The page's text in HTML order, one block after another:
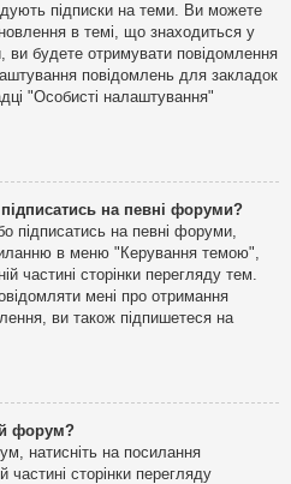
підписки на теми. Ви можете
в темі, що знаходиться у
ви будете отримувати повідомлення
повідомлень для закладок
"Особисті налаштування"
на певні форуми?
підписатись на певні форуми,
в меню "Керування темою",
частині сторінки перегляду тем.
мені про отримання
ви також підпишетеся на
форум?
натисніть на посилання
сторінки перегляду